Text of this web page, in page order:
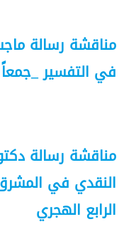
مناقشة رسالة
في التفسير
مناقشة رسالة
النقدي في
الرابع الهجري